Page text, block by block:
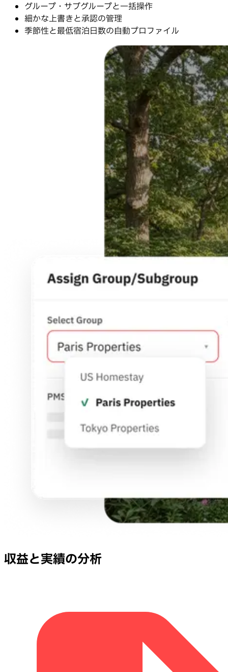
グループ・サブグループと一括操作
細かな上書きと承認の管理
季節性と最低宿泊日数の自動プロファイル
収益と実績の分析